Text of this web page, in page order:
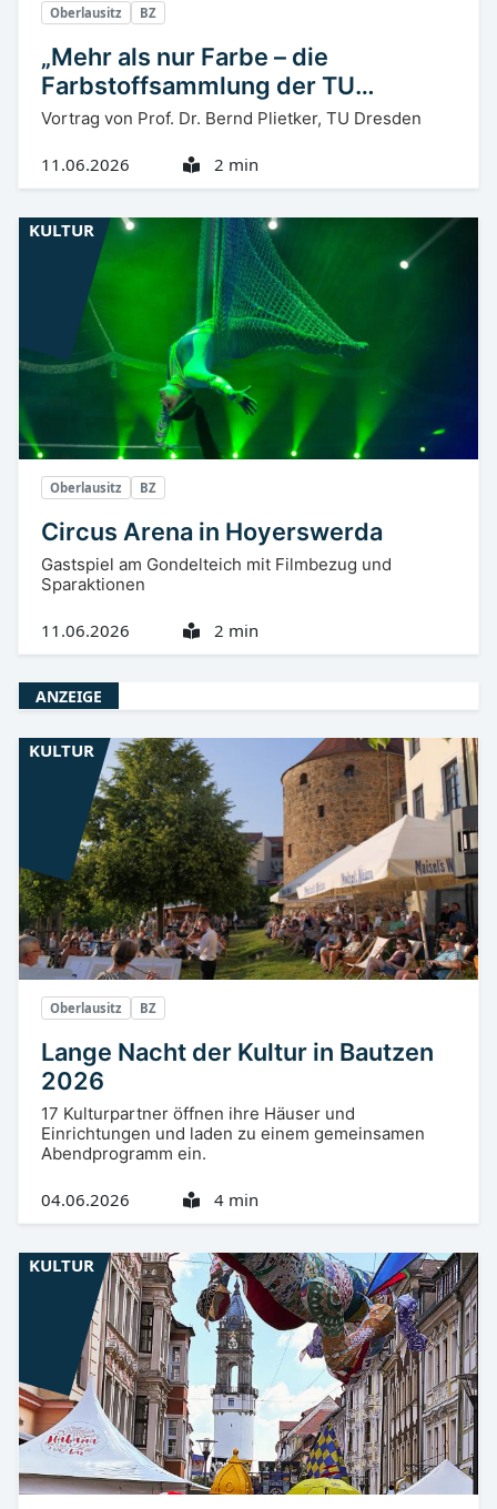
Oberlausitz BZ
„Mehr als nur Farbe – die
Farbstoffsammlung der TU
Dresden“
Vortrag von Prof. Dr. Bernd Plietker, TU Dresden
11.06.2026 2 min
Oberlausitz BZ
Circus Arena in Hoyerswerda
Gastspiel am Gondelteich mit Filmbezug und
Sparaktionen
11.06.2026 2 min
KULTUR
ANZEIGE
Oberlausitz BZ
Lange Nacht der Kultur in Bautzen
2026
17 Kulturpartner öffnen ihre Häuser und
Einrichtungen und laden zu einem gemeinsamen
Abendprogramm ein.
04.06.2026 4 min
KULTUR
KULTUR